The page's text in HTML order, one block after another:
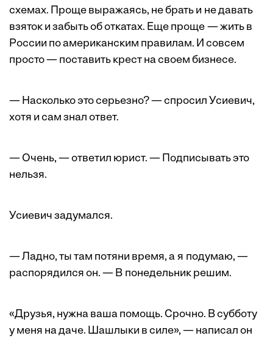
схемах. Проще выражаясь, не брать и не давать
взяток и забыть об откатах. Еще проще — жить в
России по американским правилам. И совсем
просто — поставить крест на своем бизнесе.
— Насколько это серьезно? — спросил Усиевич,
хотя и сам знал ответ.
— Очень, — ответил юрист. — Подписывать это
нельзя.
Усиевич задумался.
— Ладно, ты там потяни время, а я подумаю, —
распорядился он. — В понедельник решим.
«Друзья, нужна ваша помощь. Срочно. В субботу
у меня на даче. Шашлыки в силе», — написал он